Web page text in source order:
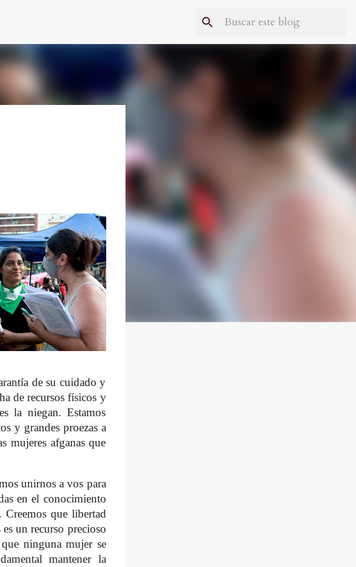
de su cuidado y
de recursos físicos y
la niegan. Estamos
y grandes proezas a
mujeres afganas que
unirnos a vos para
en el conocimiento
Creemos que libertad
un recurso precioso
ninguna mujer se
mantener la